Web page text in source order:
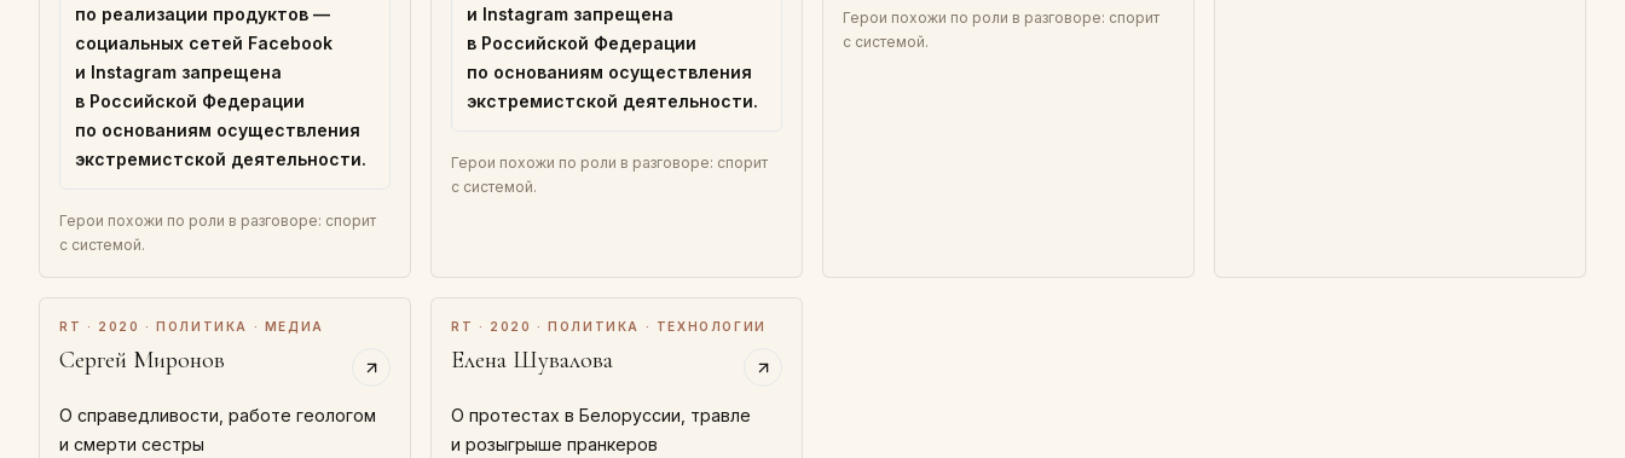
по реализации продуктов —
социальных сетей Facebook
и Instagram запрещена
в Российской Федерации
по основаниям осуществления
экстремистской деятельности.
Герои похожи по роли в разговоре: спорит
с системой.
и Instagram запрещена
в Российской Федерации
по основаниям осуществления
экстремистской деятельности.
Герои похожи по роли в разговоре: спорит
с системой.
Герои похожи по роли в разговоре: спорит
с системой.
RT · 2020 · ПОЛИТИКА · МЕДИА
Сергей Миронов
О справедливости, работе геологом
и смерти сестры
RT · 2020 · ПОЛИТИКА · ТЕХНОЛОГИИ
Елена Шувалова
О протестах в Белоруссии, травле
и розыгрыше пранкеров